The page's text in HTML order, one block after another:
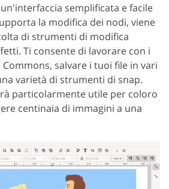
semplificata e facile
la modifica dei nodi, viene
di strumenti di modifica
Ti consente di lavorare con i
salvare i tuoi file in vari
varietà di strumenti di snap.
particolarmente utile per coloro
centinaia di immagini a una